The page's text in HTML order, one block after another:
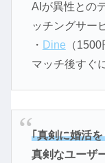
AIが異性との
ッチングサー
・ Dine （
マッチ後すぐ
｢真剣に婚活
真剣なユーザ